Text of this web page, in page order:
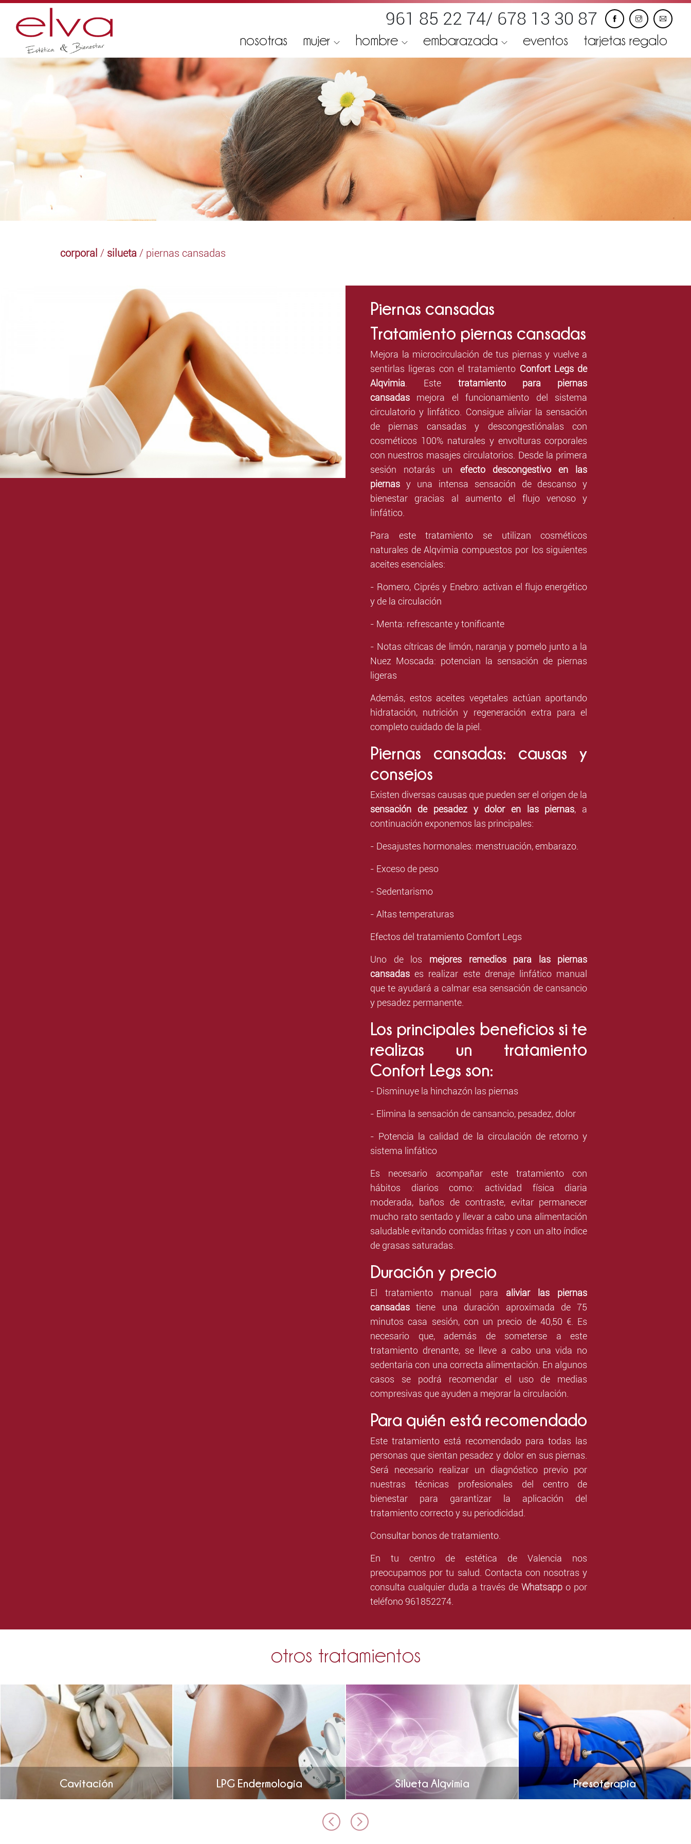
961 85 22 74/ 678 13 30 87
nosotras mujer hombre embarazada eventos tarjetas regalo
corporal / silueta / piernas cansadas
Piernas cansadas
Tratamiento piernas cansadas
Mejora la microcirculación de tus piernas y vuelve a
sentirlas ligeras con el tratamiento Confort Legs de
Alqvimia . Este tratamiento para piernas
cansadas mejora el funcionamiento del sistema
circulatorio y linfático. Consigue aliviar la sensación
de piernas cansadas y descongestiónalas con
cosméticos 100% naturales y envolturas corporales
con nuestros masajes circulatorios. Desde la primera
sesión notarás un efecto descongestivo en las
piernas y una intensa sensación de descanso y
bienestar gracias al aumento el flujo venoso y
linfático.
Para este tratamiento se utilizan cosméticos
naturales de Alqvimia compuestos por los siguientes
aceites esenciales:
- Romero, Ciprés y Enebro: activan el flujo energético
y de la circulación
- Menta: refrescante y tonificante
- Notas cítricas de limón, naranja y pomelo junto a la
Nuez Moscada: potencian la sensación de piernas
ligeras
Además, estos aceites vegetales actúan aportando
hidratación, nutrición y regeneración extra para el
completo cuidado de la piel.
Piernas cansadas: causas y
consejos
Existen diversas causas que pueden ser el origen de la
sensación de pesadez y dolor en las piernas, a
continuación exponemos las principales:
- Desajustes hormonales: menstruación, embarazo.
- Exceso de peso
- Sedentarismo
- Altas temperaturas
Efectos del tratamiento Comfort Legs
Uno de los mejores remedios para las piernas
cansadases realizar este drenaje linfático manual
que te ayudará a calmar esa sensación de cansancio
y pesadez permanente.
Los principales beneficios si te
realizas un tratamiento
Confort Legs son:
- Disminuye la hinchazón las piernas
- Elimina la sensación de cansancio, pesadez, dolor
- Potencia la calidad de la circulación de retorno y
sistema linfático
Es necesario acompañar este tratamiento con
hábitos diarios como: actividad física diaria
moderada, baños de contraste, evitar permanecer
mucho rato sentado y llevar a cabo una alimentación
saludable evitando comidas fritas y con un alto índice
de grasas saturadas.
Duración y precio
El tratamiento manual para aliviar las piernas
cansadastiene una duración aproximada de 75
minutos casa sesión, con un precio de 40,50 €. Es
necesario que, además de someterse a este
tratamiento drenante, se lleve a cabo una vida no
sedentaria con una correcta alimentación. En algunos
casos se podrá recomendar el uso de medias
compresivas que ayuden a mejorar la circulación.
Para quién está recomendado
Este tratamiento está recomendado para todas las
personas que sientan pesadez y dolor en sus piernas.
Será necesario realizar un diagnóstico previo por
nuestras técnicas profesionales del centro de
bienestar para garantizar la aplicación del
tratamiento correcto y su periodicidad.
Consultar bonos de tratamiento.
En tu centro de estética de Valencia nos
preocupamos por tu salud. Contacta con nosotras y
consulta cualquier duda a través deWhatsapp o por
teléfono 961852274.
otros tratamientos
Cavitación LPG Endermologia Silueta Alqvimia Presoterapia